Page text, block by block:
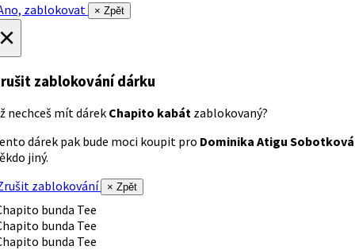
zablokovat
× Zpět
zablokování dárku
nechceš mít dárek Chapito kabát zablokovaný?
dárek pak bude moci koupit pro Dominika Atigu Sobotková
jiný.
zablokování
× Zpět